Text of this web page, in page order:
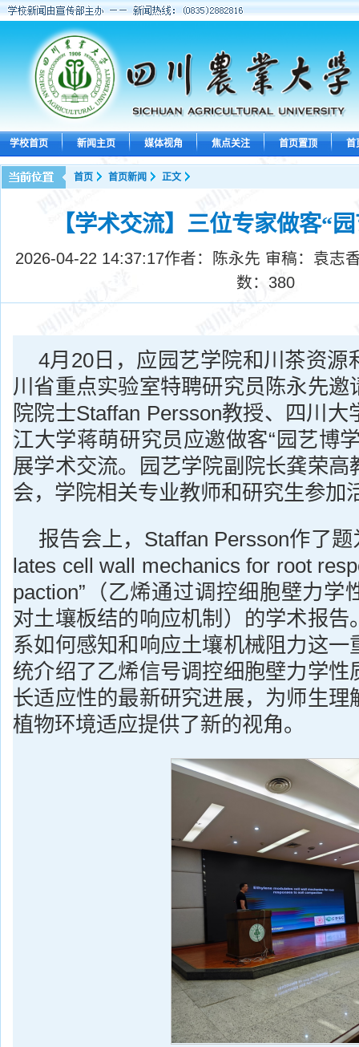
学校首页 新闻主页 媒体视角 焦点关注 首页置顶 首
首页 首页新闻 正文
【学术交流】三位专家做客“
2026-04-22 14:37:17作者：陈永先 审稿：袁志
数： 380
4月20日，应园艺学院和川茶资源
川省重点实验室特聘研究员陈永先邀
院院士Staffan Persson教授、四川
江大学蒋萌研究员应邀做客“园艺博
展学术交流。园艺学院副院长龚荣高
会，学院相关专业教师和研究生参加
报告会上，Staffan Persson作了题
lates cell wall mechanics for root
paction”（乙烯通过调控细胞壁力学
对土壤板结的响应机制）的学术报告
系如何感知和响应土壤机械阻力这一
统介绍了乙烯信号调控细胞壁力学性
长适应性的最新研究进展，为师生理
植物环境适应提供了新的视角。